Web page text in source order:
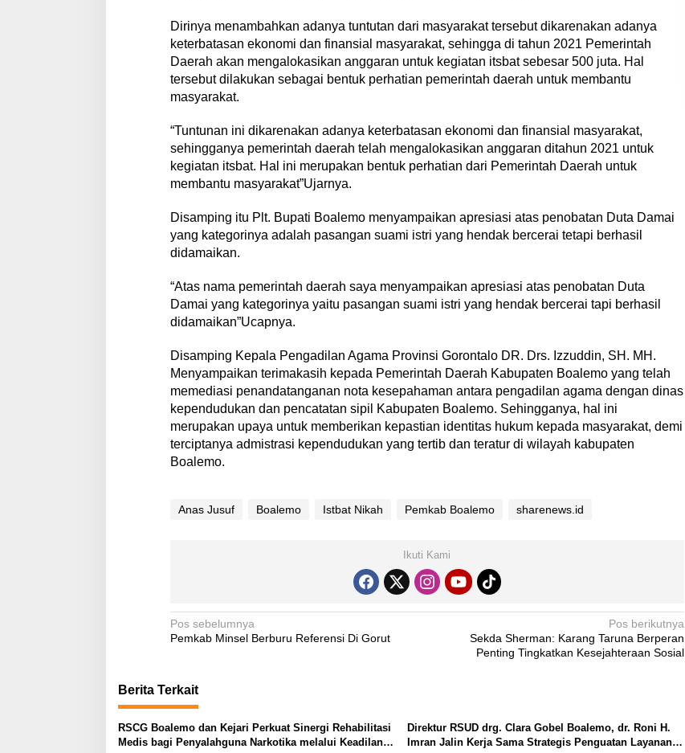
Dirinya menambahkan adanya tuntutan dari masyarakat tersebut dikarenakan adanya
keterbatasan ekonomi dan finansial masyarakat, sehingga di tahun 2021 Pemerintah
Daerah akan mengalokasikan anggaran untuk kegiatan itsbat sebesar 500 juta. Hal
tersebut dilakukan sebagai bentuk perhatian pemerintah daerah untuk membantu
masyarakat.
“Tuntunan ini dikarenakan adanya keterbatasan ekonomi dan finansial masyarakat,
sehingganya pemerintah daerah telah mengalokasikan anggaran ditahun 2021 untuk
kegiatan itsbat. Hal ini merupakan bentuk perhatian dari Pemerintah Daerah untuk
membantu masyarakat”Ujarnya.
Disamping itu Plt. Bupati Boalemo menyampaikan apresiasi atas penobatan Duta Damai
yang kategorinya adalah pasangan suami istri yang hendak bercerai tetapi berhasil
didamaikan.
“Atas nama pemerintah daerah saya menyampaikan apresiasi atas penobatan Duta
Damai yang kategorinya yaitu pasangan suami istri yang hendak bercerai tapi berhasil
didamaikan”Ucapnya.
Disamping Kepala Pengadilan Agama Provinsi Gorontalo DR. Drs. Izzuddin, SH. MH.
Menyampaikan terimakasih kepada Pemerintah Daerah Kabupaten Boalemo yang telah
memediasi penandatanganan nota kesepahaman antara pengadilan agama dengan dinas
kependudukan dan pencatatan sipil Kabupaten Boalemo. Sehingganya, hal ini
merupakan upaya untuk memberikan kepastian identitas hukum kepada masyarakat, demi
terciptanya admistrasi kependudukan yang tertib dan teratur di wilayah kabupaten
Boalemo.
Anas Jusuf Boalemo Istbat Nikah Pemkab Boalemo sharenews.id
Ikuti Kami
N
a
i
g
a
Pos sebelumnya
Pemkab Minsel Berburu Referensi Di Gorut
Pos berikutnya
Sekda Sherman: Karang Taruna Berperan
Penting Tingkatkan Kesejahteraan Sosial
Berita Terkait
RSCG Boalemo dan Kejari Perkuat Sinergi Rehabilitasi
Medis bagi Penyalahguna Narkotika melalui Keadilan
Direktur RSUD drg. Clara Gobel Boalemo, dr. Roni H.
Imran Jalin Kerja Sama Strategis Penguatan Layanan